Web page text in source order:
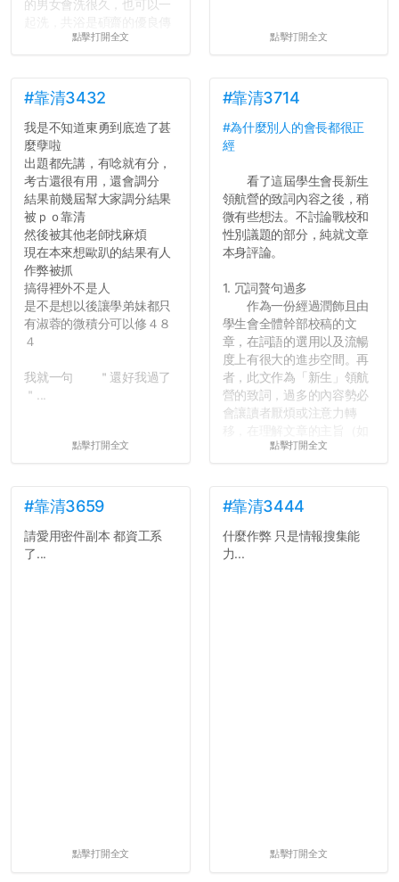
的男女會洗很久，也可以一
舍房間，都歡迎留言讓我知
道...
點擊打開全文 點擊打開全文
#靠清3432
我是不知道東勇到底造了甚
麼孽啦
出題都先講，有唸就有分，
考古還很有用，還會調分
結果前幾屆幫大家調分結果
被ｐｏ靠清
然後被其他老師找麻煩
現在本來想歐趴的結果有人
作弊被抓
搞得裡外不是人
是不是想以後讓學弟妹都只
有淑蓉的微積分可以修４８
４
我就一句 ＂還好我過了
＂...
點擊打開全文
#靠清3714
#為什麼別人的會長都很正
經
看了這屆學生會長新生
領航營的致詞內容之後，稍
微有些想法。不討論戰校和
性別議題的部分，純就文章
本身評論。
1. 冗詞贅句過多
作為一份經過潤飾且由
學生會全體幹部校稿的文
章，在詞語的選用以及流暢
度上有很大的進步空間。再
者，此文作為「新生」領航
營的致詞，過多的內容勢必
會讓讀者厭煩或注意力轉
果有的話）前就失去興趣。
的聲明一樣正式，但至少在
用字上多加留意。有些語句
用說的可能會引人發笑或多
聽幾句，但寫成文字時只會
點擊打開全文
#靠清3659
請愛用密件副本 都資工系
了...
點擊打開全文
#靠清3444
什麼作弊 只是情報搜集能
力...
點擊打開全文